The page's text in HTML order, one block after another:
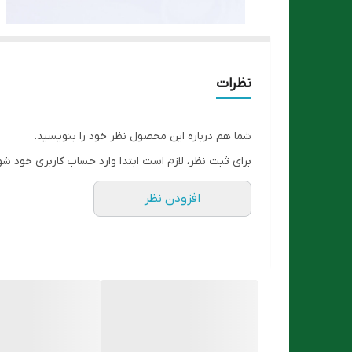
نظرات
شما هم درباره این محصول نظر خود را بنویسید.
برای ثبت نظر، لازم است ابتدا وارد حساب کاربری خود
افزودن نظر